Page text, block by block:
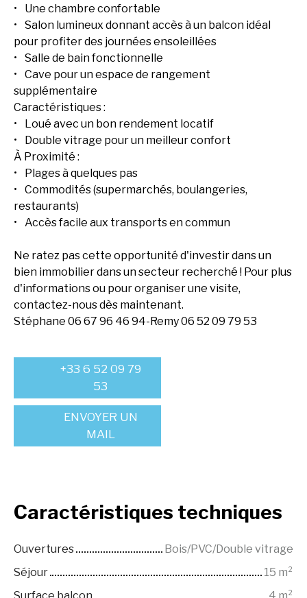
Une chambre confortable
Salon lumineux donnant accès à un balcon idéal
pour profiter des journées ensoleillées
Salle de bain fonctionnelle
Cave pour un espace de rangement
supplémentaire
Caractéristiques :
Loué avec un bon rendement locatif
Double vitrage pour un meilleur confort
À Proximité :
Plages à quelques pas
Commodités (supermarchés, boulangeries,
restaurants)
Accès facile aux transports en commun
Ne ratez pas cette opportunité d'investir dans un
bien immobilier dans un secteur recherché ! Pour plus
d'informations ou pour organiser une visite,
contactez-nous dès maintenant.
Stéphane 06 67 96 46 94-Remy 06 52 09 79 53
+33 6 52 09 79
53
ENVOYER UN
MAIL
Caractéristiques techniques
Ouvertures
Bois/PVC/Double vitrage
Séjour
15 m²